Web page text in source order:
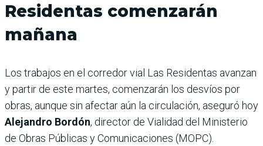
Residentas comenzarán
mañana
Los trabajos en el corredor vial Las Residentas avanzan
y partir de este martes, comenzarán los desvíos por
obras, aunque sin afectar aún la circulación, aseguró hoy
Alejandro Bordón, director de Vialidad del Ministerio
de Obras Públicas y Comunicaciones (MOPC).